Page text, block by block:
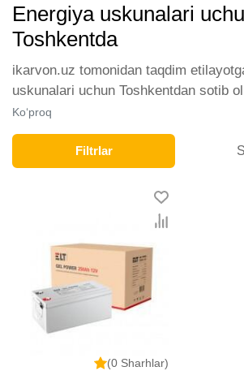
Energiya uskunalari
Toshkentda
ikarvon.uz tomonidan taqdim
uskunalari uchun Toshkentdan sotib
orasida katta talabga ega. Biz ushbu
sotish uchun eng yaxshi sharoitlarni
Onlayn do'konda Energiya uskunalari
ishlab chiqaruvchilar va brendlar
etilgan bo'lib, ularning ro'yxati doimiy
bormoqda. Biz butun mamlakat
istalgan miqdorda yetkazib beramiz.
O'zbekistondagi eng yaxshi narx bilan
qilingan, ikarvon.uz dan Energiya
eng keng narxlar oralig'i. Va bu yerda
uskunalari uchun toifasidagi har bir
optimal narx mavjud.
Ko‘proq
Filtrlar
(0 Sharhlar)